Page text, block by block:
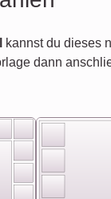
kannst du dieses
dann